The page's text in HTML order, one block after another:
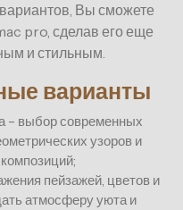
Вы сможете
pro, сделав его еще
и стильным.
варианты
– выбор современных
узоров и
пейзажей, цветов и
атмосферу уюта и